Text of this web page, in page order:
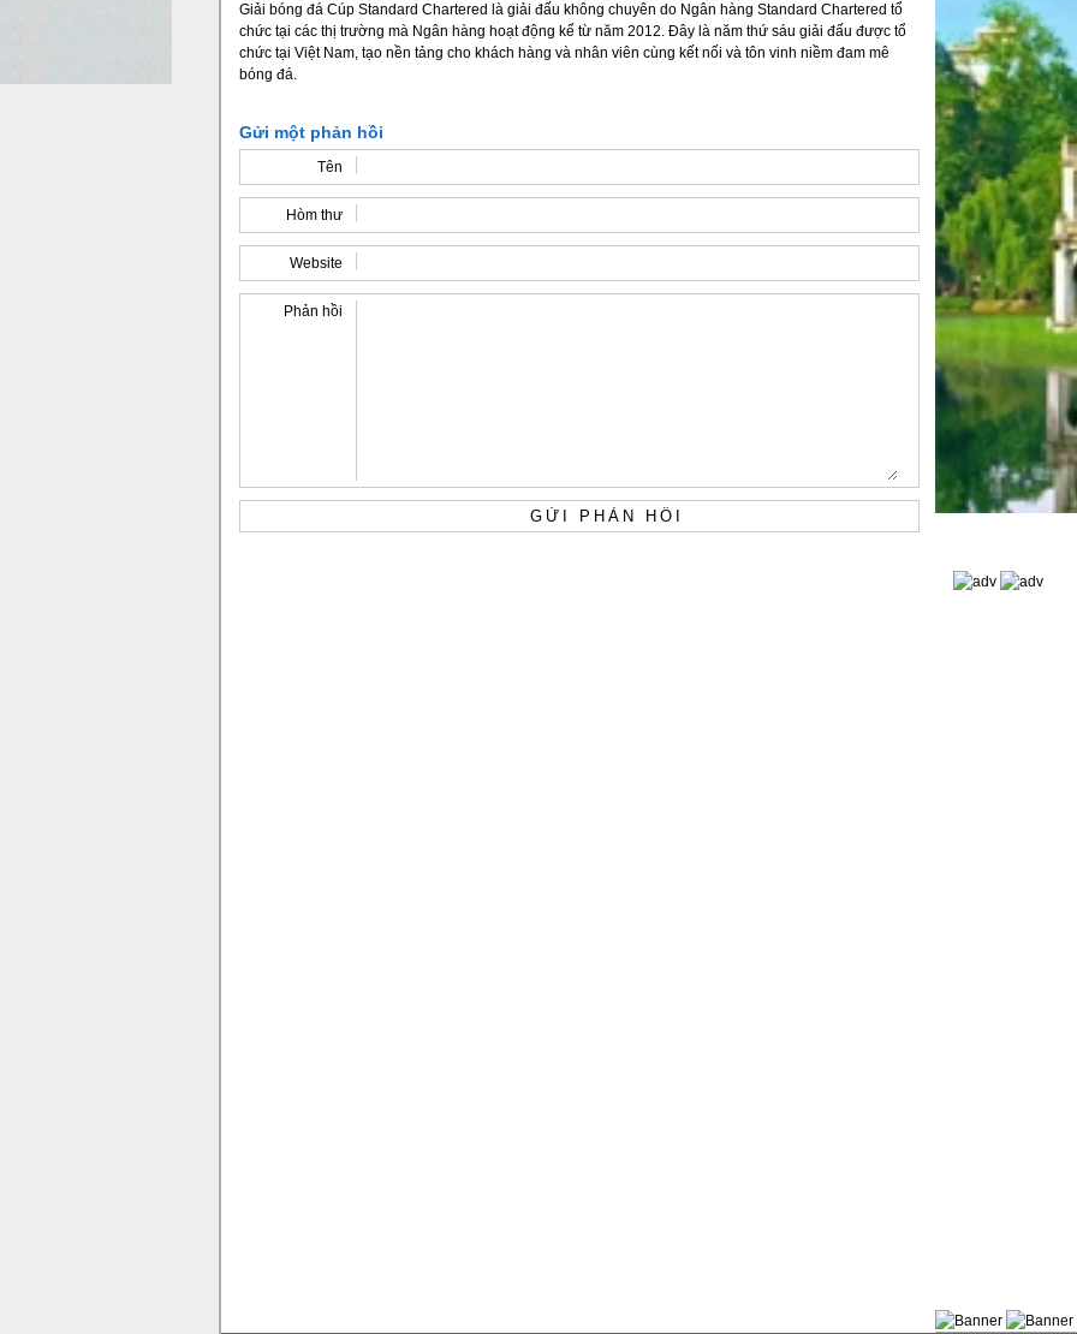
Giải bóng đá Cúp Standard Chartered là giải đấu không chuyên do Ngân hàng Standard Chartered tổ
chức tại các thị trường mà Ngân hàng hoạt động kể từ năm 2012. Đây là năm thứ sáu giải đấu được tổ
chức tại Việt Nam, tạo nền tảng cho khách hàng và nhân viên cùng kết nối và tôn vinh niềm đam mê
bóng đá.
Gửi một phản hồi
Tên
Hòm thư
Website
Phản hồi